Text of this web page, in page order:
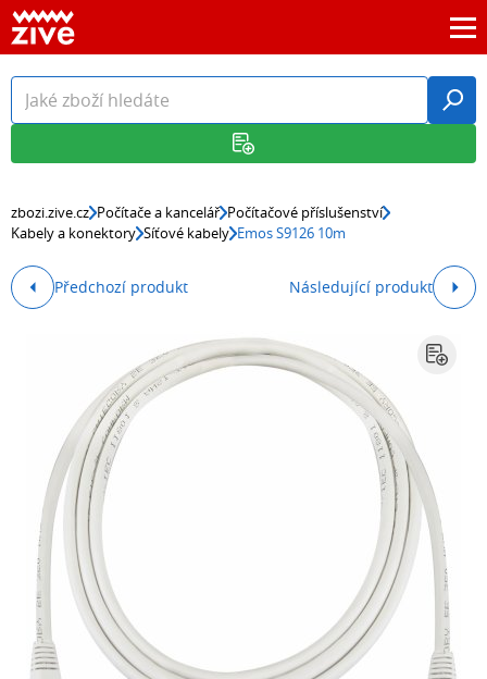
zbozi.zive.cz Počítače a kancelář Počítačové příslušenství
Kabely a konektory Síťové kabely Emos S9126 10m
Předchozí produkt Následující produkt